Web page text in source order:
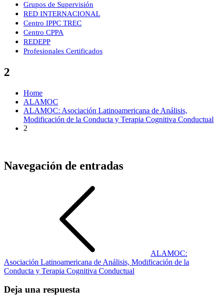
Grupos de Supervisión
RED INTERNACIONAL
Centro IPPC TREC
Centro CPPA
REDEPP
Profesionales Certificados
2
Home
ALAMOC
ALAMOC: Asociación Latinoamericana de Análisis,
Modificación de la Conducta y Terapia Cognitiva Conductual
2
Navegación de entradas
ALAMOC:
Asociación Latinoamericana de Análisis, Modificación de la
Conducta y Terapia Cognitiva Conductual
Deja una respuesta